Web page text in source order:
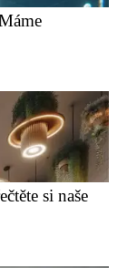
si naše